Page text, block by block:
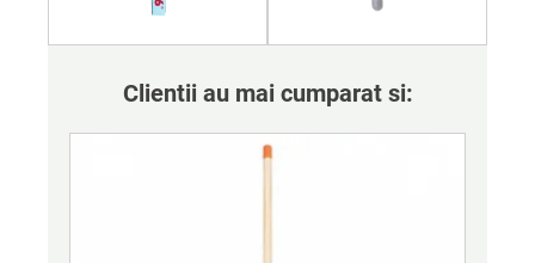
Clientii au mai cumparat si: